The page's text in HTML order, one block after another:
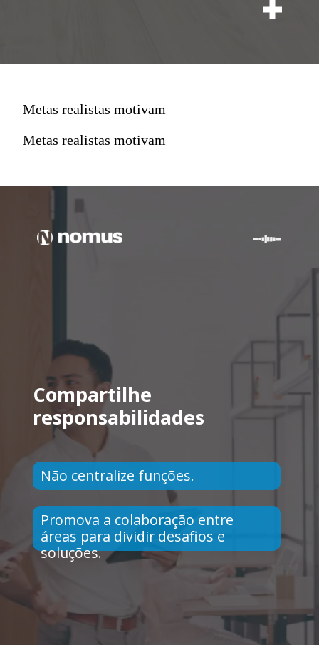
Metas realistas motivam
Metas realistas motivam
Compartilhe
responsabilidades
Não centralize funções.
Promova a colaboração entre
áreas para dividir desafios e
soluções.